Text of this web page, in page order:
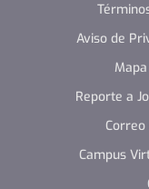
Aviso de
Reporte a
Campus